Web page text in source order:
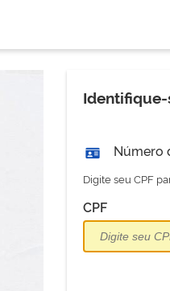
Número
Digite seu CPF
CPF